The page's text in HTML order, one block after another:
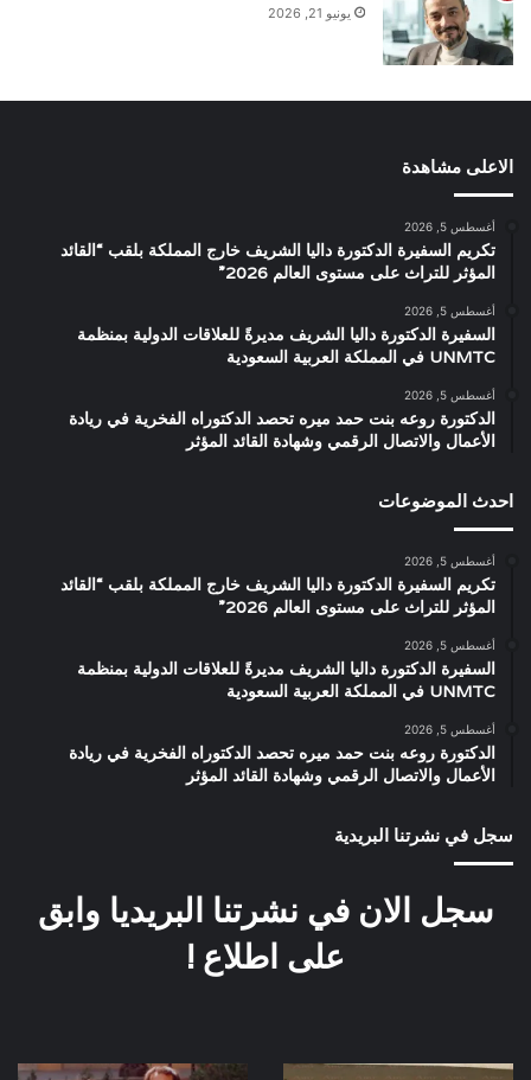
يونيو 21, 2026
الاعلى مشاهدة
أغسطس 5, 2026
تكريم السفيرة الدكتورة داليا الشريف خارج المملكة بلقب “القائد
المؤثر للتراث على مستوى العالم 2026”
أغسطس 5, 2026
السفيرة الدكتورة داليا الشريف مديرةً للعلاقات الدولية بمنظمة
UNMTC في المملكة العربية السعودية
أغسطس 5, 2026
الدكتورة روعه بنت حمد ميره تحصد الدكتوراه الفخرية في ريادة
الأعمال والاتصال الرقمي وشهادة القائد المؤثر
احدث الموضوعات
أغسطس 5, 2026
تكريم السفيرة الدكتورة داليا الشريف خارج المملكة بلقب “القائد
المؤثر للتراث على مستوى العالم 2026”
أغسطس 5, 2026
السفيرة الدكتورة داليا الشريف مديرةً للعلاقات الدولية بمنظمة
UNMTC في المملكة العربية السعودية
أغسطس 5, 2026
الدكتورة روعه بنت حمد ميره تحصد الدكتوراه الفخرية في ريادة
الأعمال والاتصال الرقمي وشهادة القائد المؤثر
سجل في نشرتنا البريدية
سجل الان في نشرتنا البريديا وابق
على اطلاع !
كواليس